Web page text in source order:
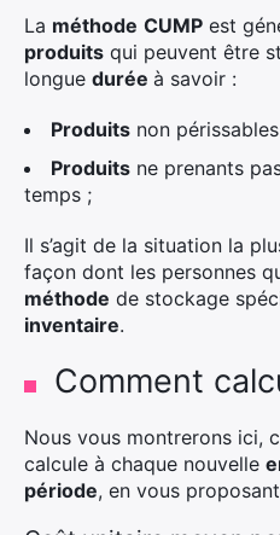
La méthode CUMP est
produits qui peuvent être
longue durée à savoir :
Produits non
Produits ne prenants
temps ;
Il s’agit de la situation la
façon dont les personnes
méthode de stockage
inventaire.
Comment
Nous vous montrerons ici,
calcule à chaque nouvelle
période, en vous